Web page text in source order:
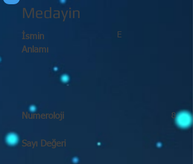
Medayin
E
İsmin
Anlamı
Numeroloji
Sayı Değeri
8